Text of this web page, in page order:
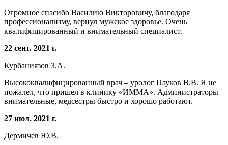
Огромное спасибо Василию Викторовичу, благодаря
профессионализму, вернул мужское здоровье. Очень
квалифицированный и внимательный специалист.
22 сент. 2021 г.
Курбаниязов З.А.
Высококвалифицированный врач – уролог Пауков В.В. Я не
пожалел, что пришел в клинику «ИММА». Администраторы
внимательные, медсестры быстро и хорошо работают.
27 июл. 2021 г.
Дермичев Ю.В.